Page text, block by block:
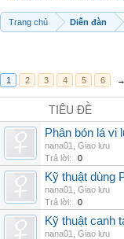
Trang chủ Diễn đàn
1 2 3 4 5 6 →
TIÊU ĐỀ
Phân bón lá vi
nana01
Giao lưu
Trả lời:
0
Kỹ thuật dùng
nana01
Giao lưu
Trả lời:
0
Kỹ thuật canh
nana01
Giao lưu